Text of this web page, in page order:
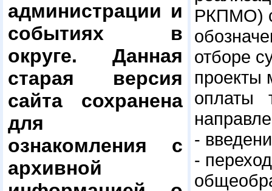
администрации и
событиях в
округе. Данная
старая версия
сайта сохранена
для
ознакомления с
архивной
РКПМО)
отборе
оплаты
-
-